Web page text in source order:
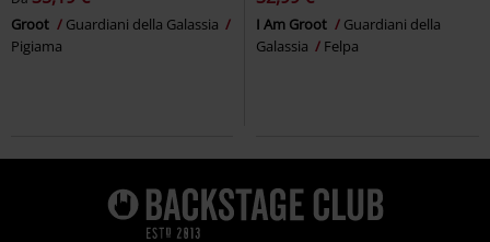
Groot
Guardiani della Galassia
Pigiama
I Am Groot
Guardiani della
Galassia
Felpa